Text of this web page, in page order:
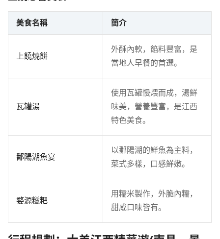
美食名稱 簡介
上饒燒餅
外酥內軟，餡料豐富，是
當地人早餐的首選。
瓦罐湯
使用瓦罐慢煨而成，湯鮮
味美，營養豐富，是江西
特色美食。
鄱陽湖魚宴
以鄱陽湖的鮮魚為主料，
菜式多樣，口感鮮嫩。
婺源糍粑
用糯米製作，外脆內糯，
甜咸口味皆有。